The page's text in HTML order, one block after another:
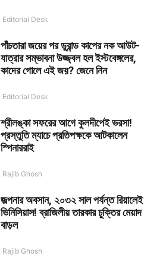
Editorial Desk
পাঁচতারা জয়ের পর ডুরান্ড কাপের নক আউট-
যাত্রার সম্ভাবনা উজ্জ্বল হল ইস্টবেঙ্গলের,
কাদের গোলে এই জয়? জেনে নিন
Editorial Desk
শ্রীলঙ্কা সফরের আগে কুলদীপেই ভরসা!
প্রস্তুতি ম্যাচে প্রতিপক্ষকে আটকালেন
স্পিনাররাই
Rajib Ghosh
জল্পনার অবসান, ২০৩২ সাল পর্যন্ত রিয়ালেই
ভিনিসিয়াস! ব্রাজিলীয় তারকার চুক্তির মেয়াদ
বাড়ল
Rajib Ghosh